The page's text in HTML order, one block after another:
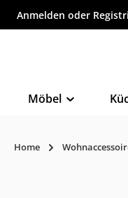
springen
Anmelden oder
Möbel
Home